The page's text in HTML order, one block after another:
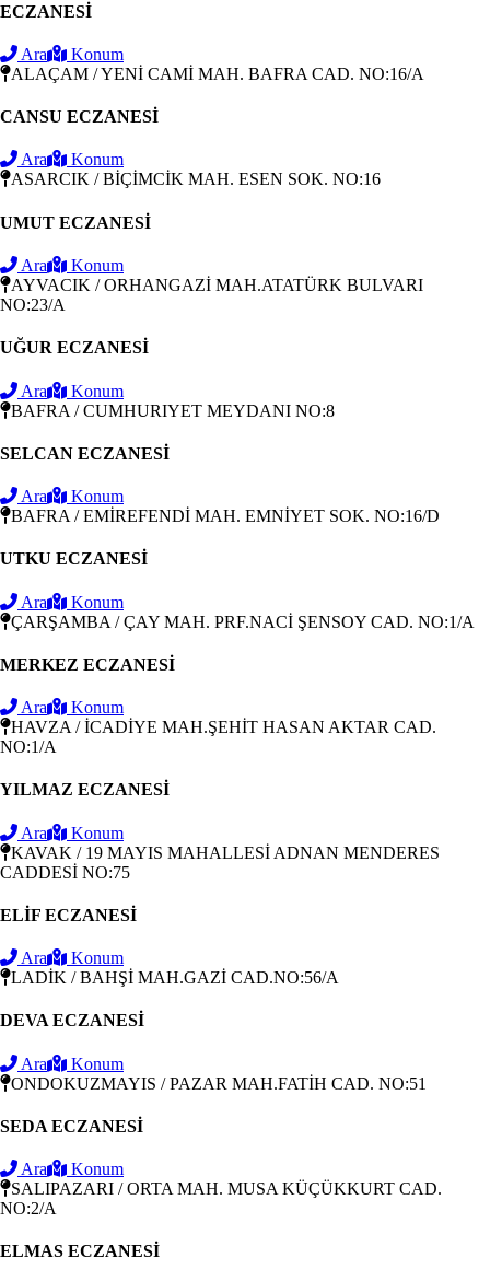
ECZANESİ
Ara
Konum
ALAÇAM / YENİ CAMİ MAH. BAFRA CAD. NO:16/A
CANSU ECZANESİ
Ara
Konum
ASARCIK / BİÇİMCİK MAH. ESEN SOK. NO:16
UMUT ECZANESİ
Ara
Konum
AYVACIK / ORHANGAZİ MAH.ATATÜRK BULVARI
NO:23/A
UĞUR ECZANESİ
Ara
Konum
BAFRA / CUMHURIYET MEYDANI NO:8
SELCAN ECZANESİ
Ara
Konum
BAFRA / EMİREFENDİ MAH. EMNİYET SOK. NO:16/D
UTKU ECZANESİ
Ara
Konum
ÇARŞAMBA / ÇAY MAH. PRF.NACİ ŞENSOY CAD. NO:1/A
MERKEZ ECZANESİ
Ara
Konum
HAVZA / İCADİYE MAH.ŞEHİT HASAN AKTAR CAD.
NO:1/A
YILMAZ ECZANESİ
Ara
Konum
KAVAK / 19 MAYIS MAHALLESİ ADNAN MENDERES
CADDESİ NO:75
ELİF ECZANESİ
Ara
Konum
LADİK / BAHŞİ MAH.GAZİ CAD.NO:56/A
DEVA ECZANESİ
Ara
Konum
ONDOKUZMAYIS / PAZAR MAH.FATİH CAD. NO:51
SEDA ECZANESİ
Ara
Konum
SALIPAZARI / ORTA MAH. MUSA KÜÇÜKKURT CAD.
NO:2/A
ELMAS ECZANESİ